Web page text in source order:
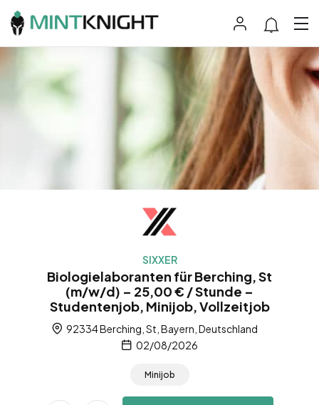
SIXXER
Biologielaboranten für Berching, St
(m/w/d) – 25,00 € / Stunde –
Studentenjob, Minijob, Vollzeitjob
92334 Berching, St, Bayern, Deutschland
02/08/2026
Minijob